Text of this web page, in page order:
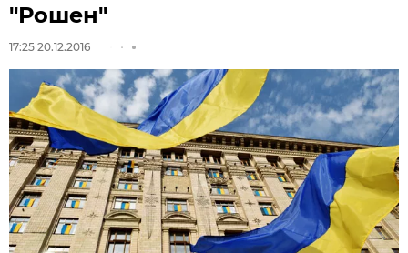
"Рошен"
17:25 20.12.2016